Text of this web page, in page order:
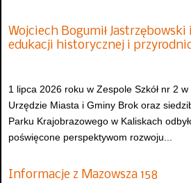
Wojciech Bogumił
edukacji historycznej i
1 lipca 2026 roku w Zespole Szkół nr 2
Urzędzie Miasta i Gminy Brok oraz
Parku Krajobrazowego w Kaliskach
poświęcone perspektywom rozwoju...
Informacje z Mazowsza 158